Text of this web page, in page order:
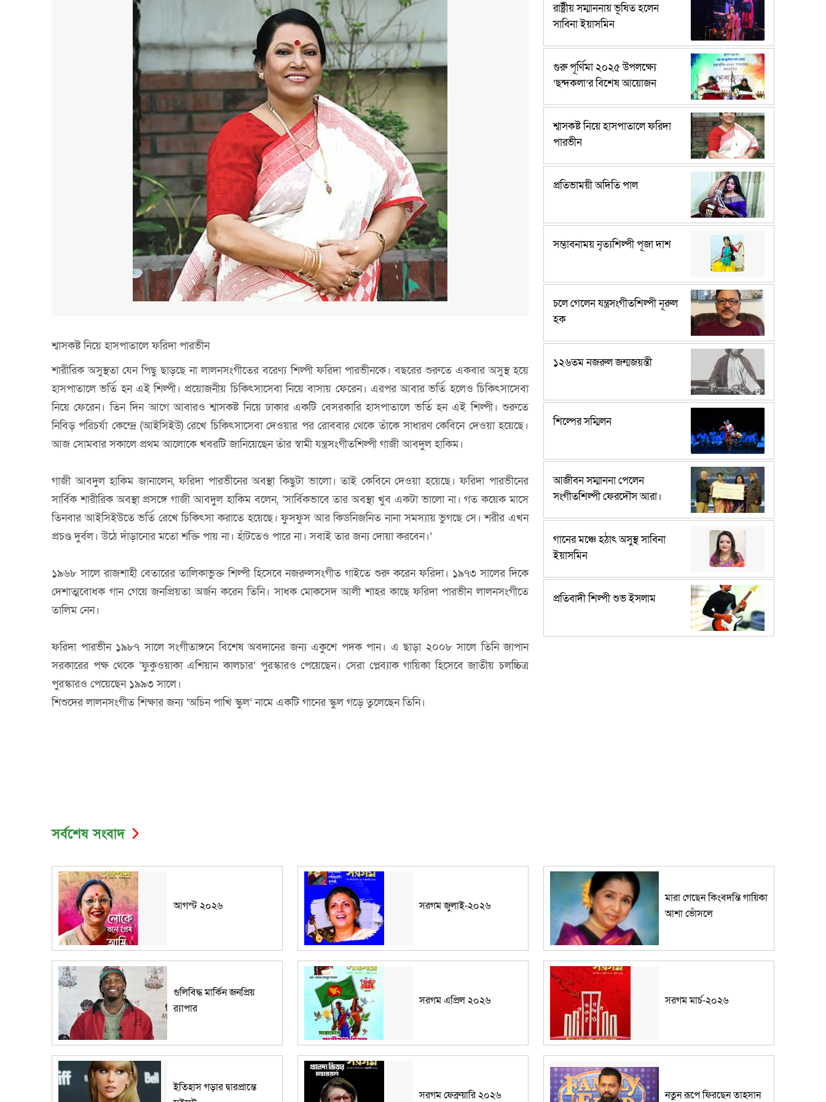
শ্বাসকষ্ট নিয়ে হাসপাতালে ফরিদা পারভীন
শারীরিক অসুস্থতা যেন পিছু ছাড়ছে না লালনসংগীতের বরেণ্য শিল্পী ফরিদা পারভীনকে। বছরের শুরুতে একবার অসুস্থ হয়ে
হাসপাতালে ভর্তি হন এই শিল্পী। প্রয়োজনীয় চিকিৎসাসেবা নিয়ে বাসায় ফেরেন। এরপর আবার ভর্তি হলেও চিকিৎসাসেবা
নিয়ে ফেরেন। তিন দিন আগে আবারও শ্বাসকষ্ট নিয়ে ঢাকার একটি বেসরকারি হাসপাতালে ভর্তি হন এই শিল্পী। শুরুতে
নিবিড় পরিচর্যা কেন্দ্রে (আইসিইউ) রেখে চিকিৎসাসেবা দেওয়ার পর রোববার থেকে তাঁকে সাধারণ কেবিনে দেওয়া হয়েছে।
আজ সোমবার সকালে প্রথম আলোকে খবরটি জানিয়েছেন তাঁর স্বামী যন্ত্রসংগীতশিল্পী গাজী আবদুল হাকিম।
গাজী আবদুল হাকিম জানালেন, ফরিদা পারভীনের অবস্থা কিছুটা ভালো। তাই কেবিনে দেওয়া হয়েছে। ফরিদা পারভীনের
সার্বিক শারীরিক অবস্থা প্রসঙ্গে গাজী আবদুল হাকিম বলেন, ‘সার্বিকভাবে তার অবস্থা খুব একটা ভালো না। গত কয়েক মাসে
তিনবার আইসিইউতে ভর্তি রেখে চিকিৎসা করাতে হয়েছে। ফুসফুস আর কিডনিজনিত নানা সমস্যায় ভুগছে সে। শরীর এখন
প্রচণ্ড দুর্বল। উঠে দাঁড়ানোর মতো শক্তি পায় না। হাঁটতেও পারে না। সবাই তার জন্য দোয়া করবেন।’
১৯৬৮ সালে রাজশাহী বেতারের তালিকাভুক্ত শিল্পী হিসেবে নজরুলসংগীত গাইতে শুরু করেন ফরিদা। ১৯৭৩ সালের দিকে
দেশাত্মবোধক গান গেয়ে জনপ্রিয়তা অর্জন করেন তিনি। সাধক মোকসেদ আলী শাহর কাছে ফরিদা পারভীন লালনসংগীতে
তালিম নেন।
ফরিদা পারভীন ১৯৮৭ সালে সংগীতাঙ্গনে বিশেষ অবদানের জন্য একুশে পদক পান। এ ছাড়া ২০০৮ সালে তিনি জাপান
সরকারের পক্ষ থেকে ‘ফুকুওয়াকা এশিয়ান কালচার’ পুরস্কারও পেয়েছেন। সেরা প্লেব্যাক গায়িকা হিসেবে জাতীয় চলচ্চিত্র
পুরস্কারও পেয়েছেন ১৯৯৩ সালে।
শিশুদের লালনসংগীত শিক্ষার জন্য ‘অচিন পাখি স্কুল’ নামে একটি গানের স্কুল গড়ে তুলেছেন তিনি।
রাষ্ট্রীয় সম্মাননায় ভূষিত হলেন
সাবিনা ইয়াসমিন
গুরু পূর্ণিমা ২০২৫ উপলক্ষ্যে
‘ছন্দকলা’র বিশেষ আয়োজন
শ্বাসকষ্ট নিয়ে হাসপাতালে ফরিদা
পারভীন
প্রতিভাময়ী অদিতি পাল
সম্ভাবনাময় নৃত্যশিল্পী পূজা দাশ
চলে গেলেন যন্ত্রসংগীতশিল্পী নূরুল
হক
১২৬তম নজরুল জন্মজয়ন্তী
শিল্পের সম্মিলন
আজীবন সম্মাননা পেলেন
সংগীতশিল্পী ফেরদৌস আরা।
গানের মঞ্চে হঠাৎ অসুস্থ সাবিনা
ইয়াসমিন
প্রতিবাদী শিল্পী শুভ ইসলাম
সর্বশেষ সংবাদ
আগস্ট ২০২৬ সরগম জুলাই-২০২৬
মারা গেছেন কিংবদন্তি গায়িকা
আশা ভোঁসলে
গুলিবিদ্ধ মার্কিন জনপ্রিয়
র‌্যাপার
সরগম এপ্রিল ২০২৬ সরগম মার্চ-২০২৬
ইতিহাস গড়ার দ্বারপ্রান্তে
সরগম ফেব্রুয়ারি ২০২৬ নতুন রূপে ফিরছেন তাহসান